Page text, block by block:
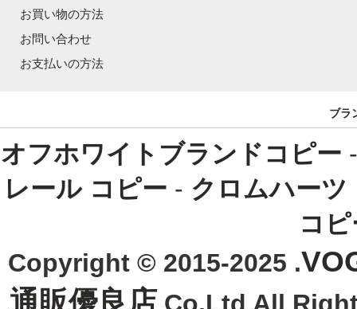
お買い物の方法
お問い合わせ
お支払いの方法
ブラ
オフホワイトブランドコピー
レール コピー - クロムハーツ
コ
Copyright © 2015-2025 .
通販優良店